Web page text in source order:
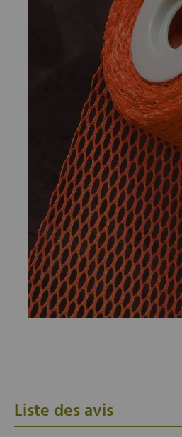
Liste des avis